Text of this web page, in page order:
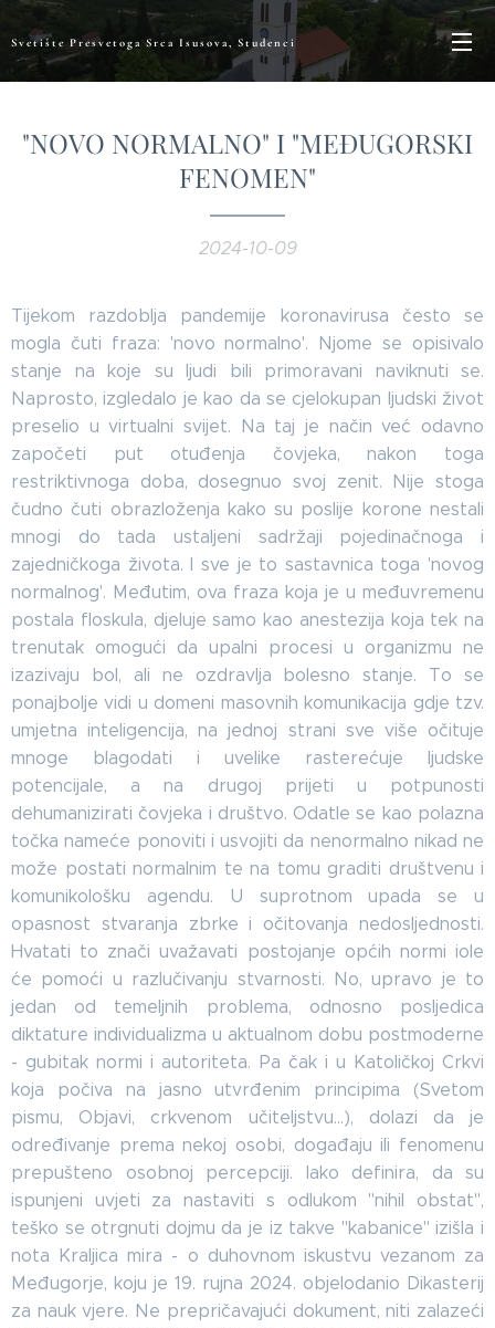
Svetište Presvetoga Srca Isusova, Studenci
"NOVO NORMALNO" I "MEĐUGORSKI
FENOMEN"
2024-10-09
Tijekom razdoblja pandemije koronavirusa često se
mogla čuti fraza: 'novo normalno'. Njome se opisivalo
stanje na koje su ljudi bili primoravani naviknuti se.
Naprosto, izgledalo je kao da se cjelokupan ljudski život
preselio u virtualni svijet. Na taj je način već odavno
započeti put otuđenja čovjeka, nakon toga
restriktivnoga doba, dosegnuo svoj zenit. Nije stoga
čudno čuti obrazloženja kako su poslije korone nestali
mnogi do tada ustaljeni sadržaji pojedinačnoga i
zajedničkoga života. I sve je to sastavnica toga 'novog
normalnog'. Međutim, ova fraza koja je u međuvremenu
postala floskula, djeluje samo kao anestezija koja tek na
trenutak omogući da upalni procesi u organizmu ne
izazivaju bol, ali ne ozdravlja bolesno stanje. To se
ponajbolje vidi u domeni masovnih komunikacija gdje tzv.
umjetna inteligencija, na jednoj strani sve više očituje
mnoge blagodati i uvelike rasterećuje ljudske
potencijale, a na drugoj prijeti u potpunosti
dehumanizirati čovjeka i društvo. Odatle se kao polazna
točka nameće ponoviti i usvojiti da nenormalno nikad ne
može postati normalnim te na tomu graditi društvenu i
komunikološku agendu. U suprotnom upada se u
opasnost stvaranja zbrke i očitovanja nedosljednosti.
Hvatati to znači uvažavati postojanje općih normi iole
će pomoći u razlučivanju stvarnosti. No, upravo je to
jedan od temeljnih problema, odnosno posljedica
diktature individualizma u aktualnom dobu postmoderne
- gubitak normi i autoriteta. Pa čak i u Katoličkoj Crkvi
koja počiva na jasno utvrđenim principima (Svetom
pismu, Objavi, crkvenom učiteljstvu...), dolazi da je
određivanje prema nekoj osobi, događaju ili fenomenu
prepušteno osobnoj percepciji. Iako definira, da su
ispunjeni uvjeti za nastaviti s odlukom "nihil obstat",
teško se otrgnuti dojmu da je iz takve "kabanice" izišla i
nota Kraljica mira - o duhovnom iskustvu vezanom za
Međugorje, koju je 19. rujna 2024. objelodanio Dikasterij
za nauk vjere. Ne prepričavajući dokument, niti zalazeći